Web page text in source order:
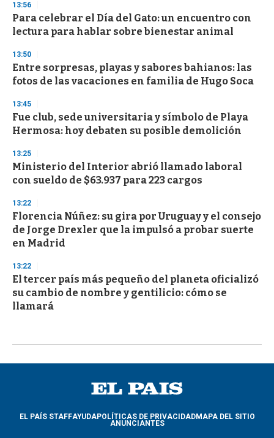
13:56
Para celebrar el Día del Gato: un encuentro con
lectura para hablar sobre bienestar animal
13:50
Entre sorpresas, playas y sabores bahianos: las
fotos de las vacaciones en familia de Hugo Soca
13:45
Fue club, sede universitaria y símbolo de Playa
Hermosa: hoy debaten su posible demolición
13:25
Ministerio del Interior abrió llamado laboral
con sueldo de $63.937 para 223 cargos
13:22
Florencia Núñez: su gira por Uruguay y el consejo
de Jorge Drexler que la impulsó a probar suerte
en Madrid
13:22
El tercer país más pequeño del planeta oficializó
su cambio de nombre y gentilicio: cómo se
llamará
EL PAÍS STAFFAYUDAPOLÍTICAS DE PRIVACIDADMAPA DEL SITIO
ANUNCIANTES